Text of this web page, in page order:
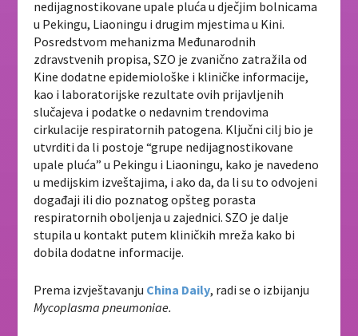
nedijagnostikovane upale pluća u dječjim bolnicama
u Pekingu, Liaoningu i drugim mjestima u Kini.
Posredstvom mehanizma Međunarodnih
zdravstvenih propisa, SZO je zvanično zatražila od
Kine dodatne epidemiološke i kliničke informacije,
kao i laboratorijske rezultate ovih prijavljenih
slučajeva i podatke o nedavnim trendovima
cirkulacije respiratornih patogena. Ključni cilj bio je
utvrditi da li postoje “grupe nedijagnostikovane
upale pluća” u Pekingu i Liaoningu, kako je navedeno
u medijskim izveštajima, i ako da, da li su to odvojeni
događaji ili dio poznatog opšteg porasta
respiratornih oboljenja u zajednici. SZO je dalje
stupila u kontakt putem kliničkih mreža kako bi
dobila dodatne informacije.
Prema izvještavanju China Daily, radi se o izbijanju
Mycoplasma pneumoniae.